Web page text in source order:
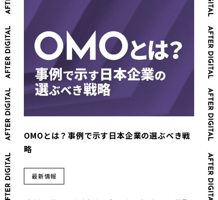
OMOとは？事例で示す日本企業の選ぶべき戦
略
最新情報